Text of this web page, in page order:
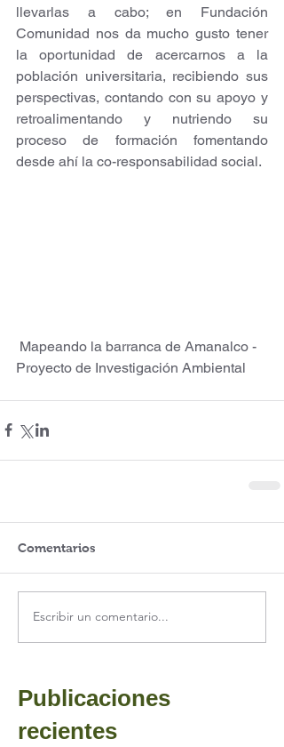
llevarlas a cabo; en Fundación
Comunidad nos da mucho gusto tener
la oportunidad de acercarnos a la
población universitaria, recibiendo sus
perspectivas, contando con su apoyo y
retroalimentando y nutriendo su
proceso de formación fomentando
desde ahí la co-responsabilidad social.
Proyecto de Investigación Ambiental
Comentarios
Escribir un comentario...
Publicaciones
recientes